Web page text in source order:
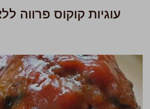
עוגיות קוקוס פרווה